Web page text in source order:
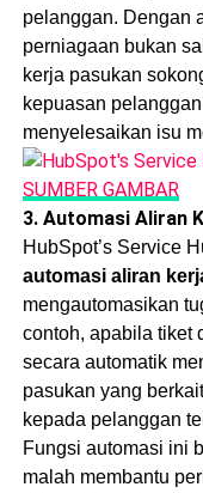
pelanggan. Dengan
perniagaan bukan
kerja pasukan
kepuasan
menyelesaikan isu
SUMBER GAMBAR
3. Automasi Aliran
HubSpot’s Service
automasi aliran
mengautomasikan
contoh, apabila tiket
secara automatik
pasukan yang
kepada pelanggan
Fungsi automasi ini
malah membantu